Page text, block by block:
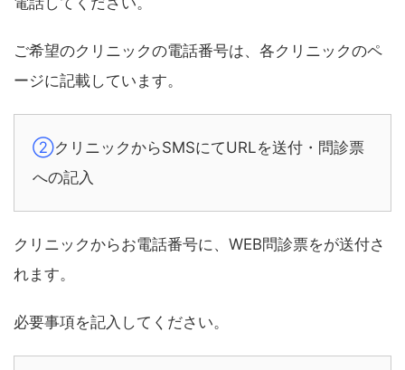
ご希望のクリニックの電話番号は、各クリニックのペ
ージに記載しています。
②クリニックからSMSにてURLを送付・問診票
への記入
クリニックからお電話番号に、WEB問診票をが送付さ
れます。
必要事項を記入してください。